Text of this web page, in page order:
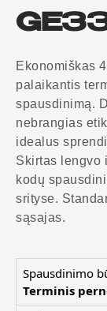
Ekonomiškas
palaikantis
spausdinimą.
nebrangias
idealus
Skirtas lengvo
kodų
srityse.
sąsajas.
Spausdinimo
Terminis